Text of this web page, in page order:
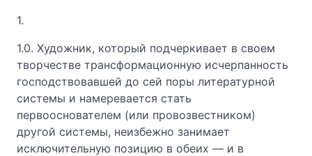
1.
1.0. Художник, который подчеркивает в своем
творчестве трансформационную исчерпанность
господствовавшей до сей поры литературной
системы и намеревается стать
первооснователем (или провозвестником)
другой системы, неизбежно занимает
исключительную позицию в обеих — и в